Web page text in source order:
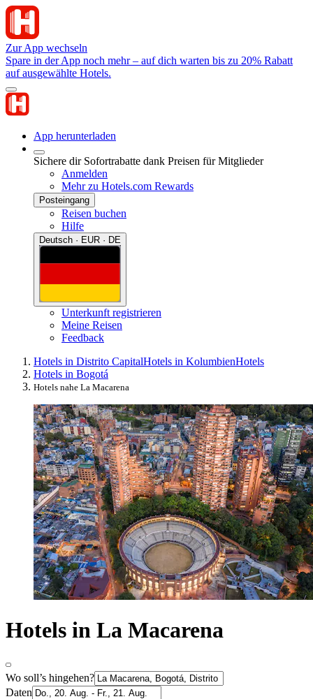
Zur App wechseln
Spare in der App noch mehr – auf dich warten bis zu 20% Rabatt
auf ausgewählte Hotels.
App herunterladen
Sichere dir Sofortrabatte dank Preisen für Mitglieder
Anmelden
Mehr zu Hotels.com Rewards
Posteingang
Reisen buchen
Hilfe
Deutsch · EUR · DE
Unterkunft registrieren
Meine Reisen
Feedback
Hotels in Distrito CapitalHotels in KolumbienHotels
Hotels in Bogotá
Hotels nahe La Macarena
Hotels in La Macarena
Wo soll’s hingehen?
Daten